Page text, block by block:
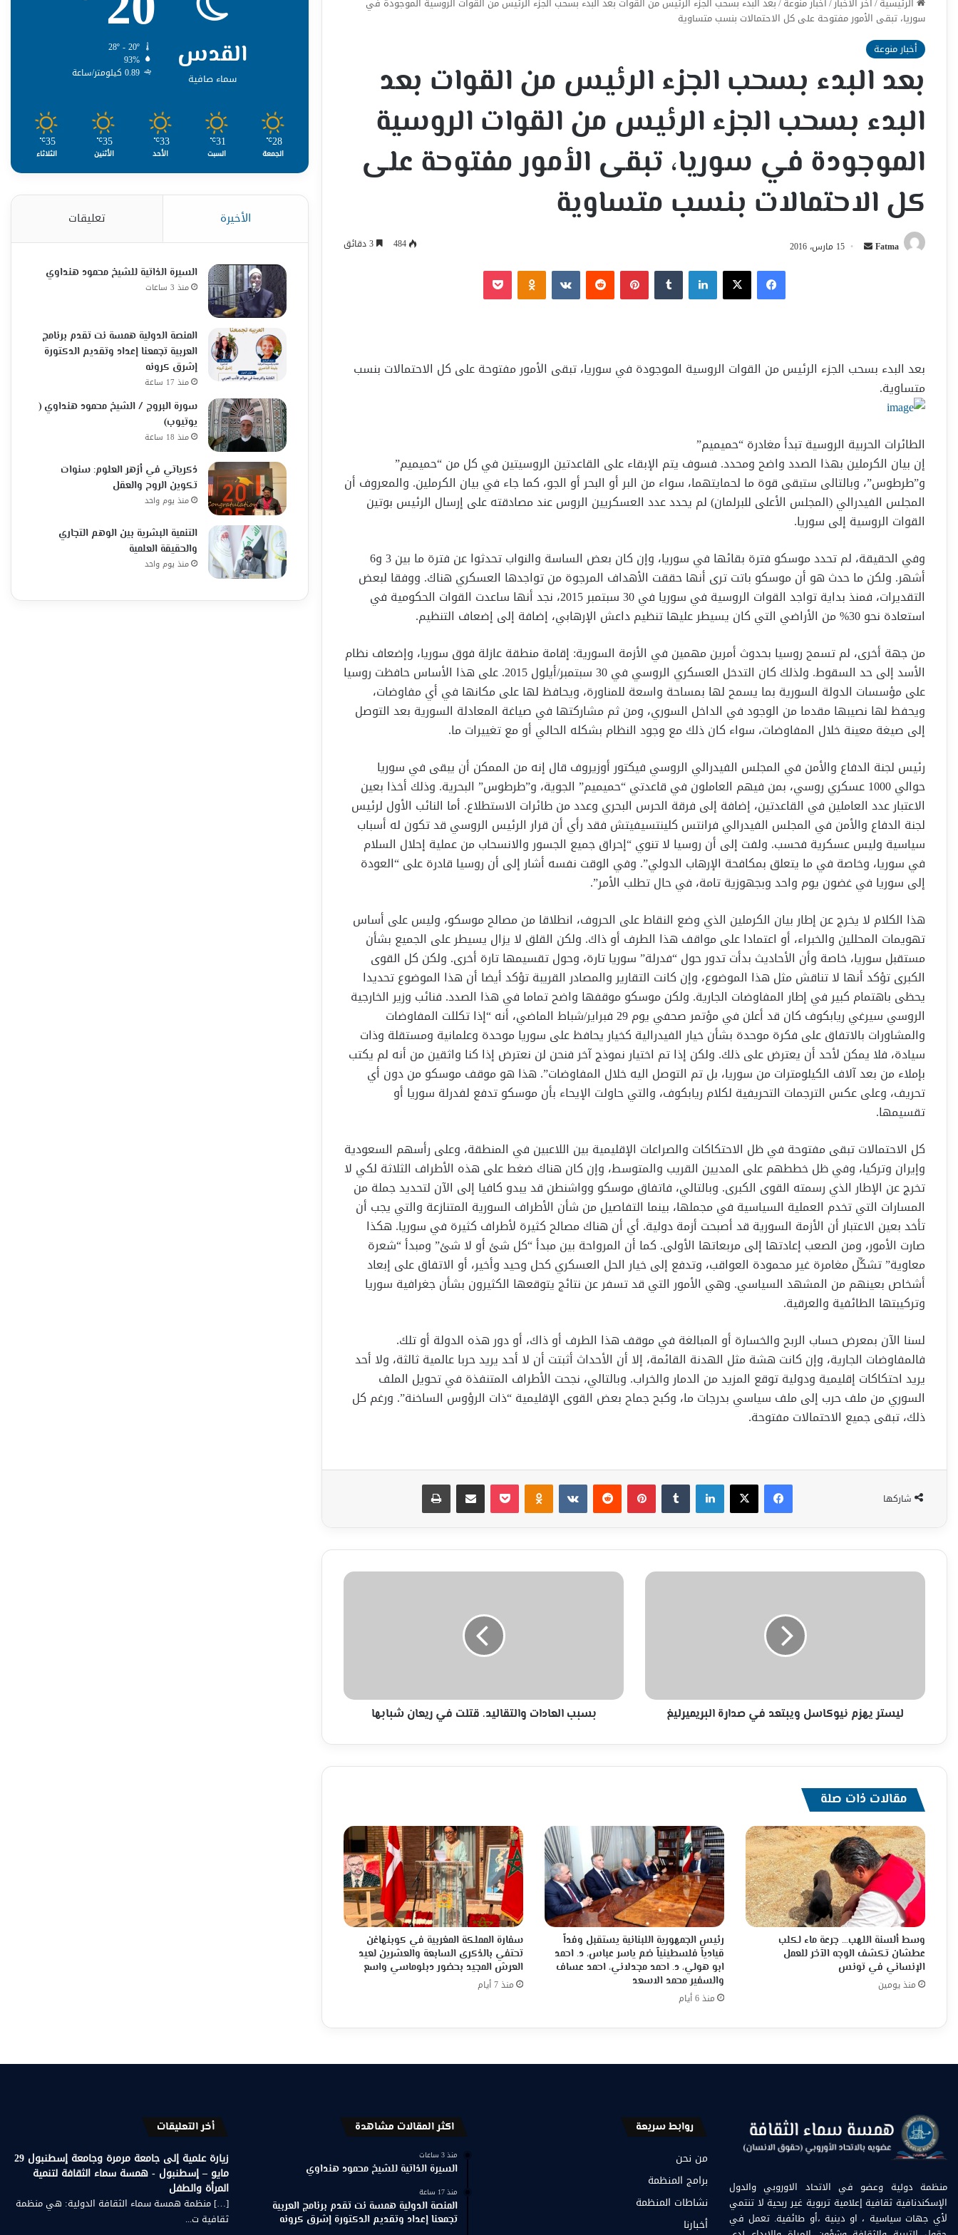
سوريا، تبقى الأمور مفتوحة على كل الاحتمالات بنسب متساوية
أخبار منوعة
بعد البدء بسحب الجزء الرئيس من القوات بعد
البدء بسحب الجزء الرئيس من القوات الروسية
الموجودة في سوريا، تبقى الأمور مفتوحة على
كل الاحتمالات بنسب متساوية
Fatma
أرسل 15 مارس، 2016 484
فيسبوك‫X لينكدإن بينتيريست Odnoklassniki
‫Pocket
بعد البدء بسحب الجزء الرئيس من القوات الروسية الموجودة في سوريا، تبقى الأمور مفتوحة على كل الاحتمالات بنسب
متساوية.
الطائرات الحربية الروسية تبدأ مغادرة “حميميم”
إن بيان الكرملين بهذا الصدد واضح ومحدد. فسوف يتم الإبقاء على القاعدتين الروسيتين في كل من “حميميم”
و”طرطوس”، وبالتالى ستبقى قوة ما لحمايتهما، سواء من البر أو البحر أو الجو، كما جاء في بيان الكرملين. والمعروف أن
المجلس الفيدرالي (المجلس الأعلى للبرلمان) لم يحدد عدد العسكريين الروس عند مصادقته على إرسال الرئيس بوتين
القوات الروسية إلى سوريا.
وفي الحقيقة، لم تحدد موسكو فترة بقائها في سوريا، وإن كان بعض الساسة والنواب تحدثوا عن فترة ما بين 3 و6
أشهر. ولكن ما حدث هو أن موسكو باتت ترى أنها حققت الأهداف المرجوة من تواجدها العسكري هناك. ووفقا لبعض
التقديرات، فمنذ بداية تواجد القوات الروسية في سوريا في 30 سبتمبر 2015، نجد أنها ساعدت القوات الحكومية في
استعادة نحو 30% من الأراضي التي كان يسيطر عليها تنظيم داعش الإرهابي، إضافة إلى إضعاف التنظيم.
من جهة أخرى، لم تسمح روسيا بحدوث أمرين مهمين في الأزمة السورية: إقامة منطقة عازلة فوق سوريا، وإضعاف نظام
الأسد إلى حد السقوط. ولذلك كان التدخل العسكري الروسي في 30 سبتمبر/أيلول 2015. على هذا الأساس حافظت روسيا
على مؤسسات الدولة السورية بما يسمح لها بمساحة واسعة للمناورة، ويحافظ لها على مكانها في أي مفاوضات،
ويحفظ لها نصيبها مقدما من الوجود في الداخل السوري، ومن ثم مشاركتها في صياغة المعادلة السورية بعد التوصل
إلى صيغة معينة خلال المفاوضات، سواء كان ذلك مع وجود النظام بشكله الحالي أو مع تغييرات ما.
رئيس لجنة الدفاع والأمن في المجلس الفيدرالي الروسي فيكتور أوزيروف قال إنه من الممكن أن يبقى في سوريا
حوالي 1000 عسكري روسي، بمن فيهم العاملون في قاعدتي “حميميم” الجوية، و”طرطوس” البحرية. وذلك أخذا بعين
الاعتبار عدد العاملين في القاعدتين، إضافة إلى فرقة الحرس البحري وعدد من طائرات الاستطلاع. أما النائب الأول لرئيس
لجنة الدفاع والأمن في المجلس الفيدرالي فرانتس كلينتسيفيتش فقد رأي أن قرار الرئيس الروسي قد تكون له أسباب
سياسية وليس عسكرية فحسب. ولفت إلى أن روسيا لا تنوي “إحراق جميع الجسور والانسحاب من عملية إحلال السلام
في سوريا، وخاصة في ما يتعلق بمكافحة الإرهاب الدولي”. وفي الوقت نفسه أشار إلى أن روسيا قادرة على “العودة
إلى سوريا في غضون يوم واحد وبجهوزية تامة، في حال تطلب الأمر”.
هذا الكلام لا يخرج عن إطار بيان الكرملين الذي وضع النقاط على الحروف، انطلاقا من مصالح موسكو، وليس على أساس
تهويمات المحللين والخبراء، أو اعتمادا على مواقف هذا الطرف أو ذاك. ولكن القلق لا يزال يسيطر على الجميع بشأن
مستقبل سوريا، خاصة وأن الأحاديث بدأت تدور حول “فدرلة” سوريا تارة، وحول تقسيمها تارة أخرى. ولكن كل القوى
الكبرى تؤكد أنها لا تناقش مثل هذا الموضوع، وإن كانت التقارير والمصادر القريبة تؤكد أيضا أن هذا الموضوع تحديدا
يحظى باهتمام كبير في إطار المفاوضات الجارية. ولكن موسكو موقفها واضح تماما في هذا الصدد. فنائب وزير الخارجية
الروسي سيرغي ريابكوف كان قد أعلن في مؤتمر صحفي يوم 29 فبراير/شباط الماضي، أنه “إذا تكللت المفاوضات
والمشاورات بالاتفاق على فكرة موحدة بشأن خيار الفيدرالية كخيار يحافظ على سوريا موحدة وعلمانية ومستقلة وذات
سيادة، فلا يمكن لأحد أن يعترض على ذلك. ولكن إذا تم اختيار نموذج آخر فنحن لن نعترض إذا كنا واثقين من أنه لم يكتب
بإملاء من بعد آلاف الكيلومترات من سوريا، بل تم التوصل اليه خلال المفاوضات”. هذا هو موقف موسكو من دون أي
تحريف، وعلى عكس الترجمات التحريفية لكلام ريابكوف، والتي حاولت الإيحاء بأن موسكو تدفع لفدرلة سوريا أو
تقسيمها.
كل الاحتمالات تبقى مفتوحة في ظل الاحتكاكات والصراعات الإقليمية بين اللاعبين في المنطقة، وعلى رأسهم السعودية
وإيران وتركيا، وفي ظل خططهم على المديين القريب والمتوسط، وإن كان هناك ضغط على هذه الأطراف الثلاثة لكي لا
تخرج عن الإطار الذي رسمته القوى الكبرى. وبالتالي، فاتفاق موسكو وواشنطن قد يبدو كافيا إلى الآن لتحديد جملة من
المسارات التي تخدم العملية السياسية في مجملها، بينما التفاصيل من شأن الأطراف السورية المتنازعة والتي يجب أن
تأخد بعين الاعتبار أن الأزمة السورية قد أصبحت أزمة دولية. أي أن هناك مصالح كثيرة لأطراف كثيرة في سوريا. هكذا
صارت الأمور، ومن الصعب إعادتها إلى مربعاتها الأولى. كما أن المرواحة بين مبدأ “كل شئ أو لا شئ” ومبدأ “شعرة
معاوية” تشكِّل مغامرة غير محمودة العواقب، وتدفع إلى خيار الحل العسكري كحل وحيد وأخير، أو الاتفاق على إبعاد
أشخاص بعينهم من المشهد السياسي. وهي الأمور التي قد تسفر عن نتائج يتوقعها الكثيرون بشأن جغرافية سوريا
وتركيبتها الطائفية والعرقية.
لسنا الآن بمعرض حساب الربح والخسارة أو المبالغة في موقف هذا الطرف أو ذاك، أو دور هذه الدولة أو تلك.
فالمفاوضات الجارية، وإن كانت هشة مثل الهدنة القائمة، إلا أن الأحداث أثبتت أن لا أحد يريد حربا عالمية ثالثة، ولا أحد
يريد احتكاكات إقليمية ودولية توقع المزيد من الدمار والخراب. وبالتالي، نجحت الأطراف المتنفذة في تحويل الملف
السوري من ملف حرب إلى ملف سياسي بدرجات ما، وكبح جماح بعض القوى الإقليمية “ذات الرؤوس الساخنة”. ورغم كل
ذلك، تبقى جميع الاحتمالات مفتوحة.
شاركها
فيسبوك‫X لينكدإن بينتيريست Odnoklassniki
‫Pocket مشاركة عبر البريد طباعة
ليستر
ليستر يهزم نيوكاسل ويبتعد في صدارة البريميرليغ
بسبب
بسبب العادات والتقاليد. قتلت في ريعان شبابها
مقالات ذات صلة
وسط ألسنة اللهب… جرعة ماء لكلب
عطشان تكشف الوجه الآخر للعمل
الإنساني في تونس
منذ يومين
رئيس الجمهورية اللبنانية يستقبل وفداً
قيادياً فلسطينياً ضم ياسر عباس، د. احمد
ابو هولي، د. احمد مجدلاني، احمد عساف
والسفير محمد الاسعد
منذ 6 أيام
سفارة المملكة المغربية في كوبنهاغن
تحتفي بالذكرى السابعة والعشرين لعيد
العرش المجيد بحضور دبلوماسي واسع
منذ 7 أيام
القدس
سماء صافية
28º - 20º
93%
0.89 كيلومتر/ساعة
28
℃
الجمعة
31
℃
السبت
33
℃
الأحد
35
℃
الأثنين
35
℃
الثلاثاء
الأخيرة تعليقات
السيرة الذاتية للشيخ محمود هنداوي
منذ 3 ساعات
المنصة الدولية همسة نت تقدم برنامج
العربية تجمعنا إعداد وتقديم الدكتورة
إشرق كرونه
منذ 17 ساعة
سورة البروج / الشيخ محمود هنداوي (
يوتيوب)
منذ 18 ساعة
ذكرياتي في أزهر العلوم: سنوات
تكوين الروح والعقل
منذ يوم واحد
التنمية البشرية بين الوهم التجاري
والحقيقة العلمية
منذ يوم واحد
منظمة دولية وعضو في الاتحاد الاوروبي والدول
الإسكندنافية ثقافية إعلامية تربوية غير ربحية لا تنتمي
لأي جهات سياسية ، او دينية ،أو طائفية. تعمل في
روابط سريعة
من نحن
برامج المنظمة
نشاطات المنظمة
أخبارنا
اكثر المقالات مشاهدة
منذ 3 ساعات
السيرة الذاتية للشيخ محمود هنداوي
منذ 17 ساعة
المنصة الدولية همسة نت تقدم برنامج العربية
تجمعنا إعداد وتقديم الدكتورة إشرق كرونه
أخر التعليقات
زيارة علمية إلى جامعة مرمرة وجامعة إسطنبول 29
مايو – إسطنبول - همسة سماء الثقافة لتنمية
المرأة والطفل
[…] منظمة همسة سماء الثقافة الدولية: هي منظمة
ثقافية ت...